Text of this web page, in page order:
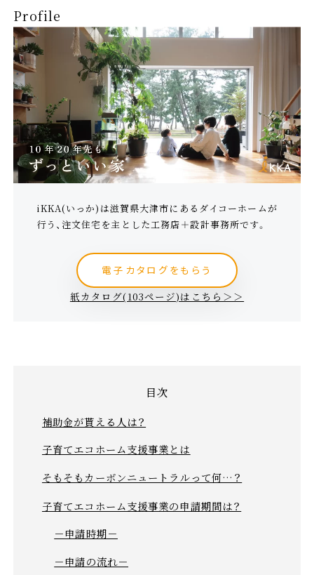
Profile
iKKA(いっか)は滋賀県大津市にあるダイコーホームが
行う、注文住宅を主とした工務店＋設計事務所です。
電子カタログをもらう
紙カタログ(103ページ)はこちら＞＞
補助金が貰える人は？
子育てエコホーム支援事業とは
そもそもカーボンニュートラルって何…？
子育てエコホーム支援事業の申請期間は？
－申請時期－
－申請の流れ－